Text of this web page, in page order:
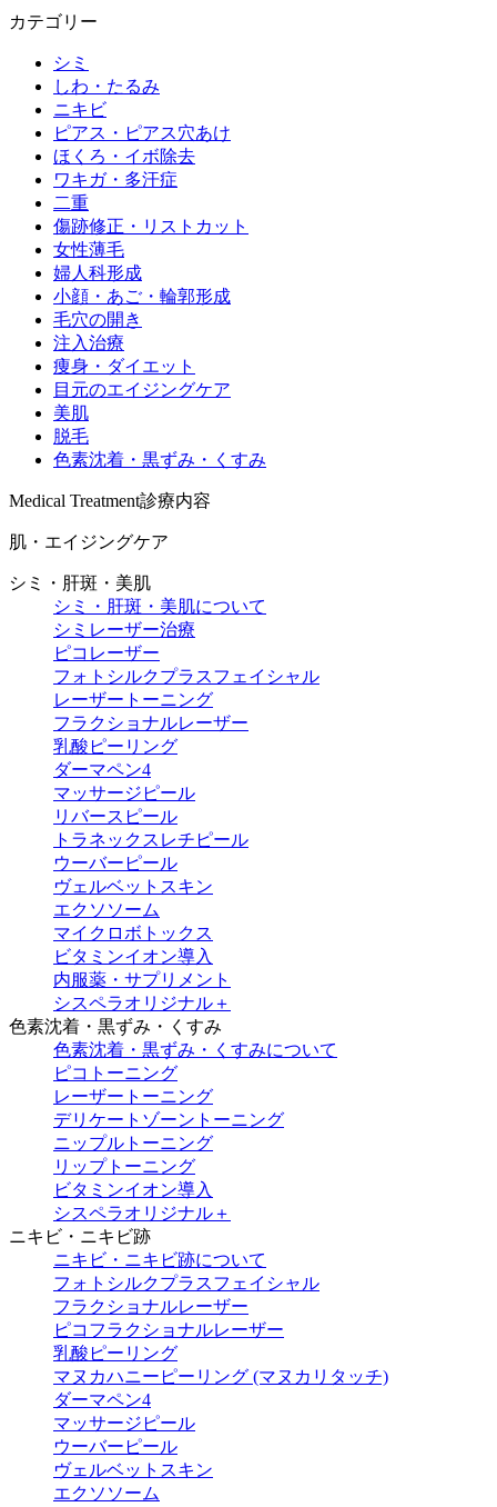
カテゴリー
シミ
しわ・たるみ
ニキビ
ピアス・ピアス穴あけ
ほくろ・イボ除去
ワキガ・多汗症
二重
傷跡修正・リストカット
女性薄毛
婦人科形成
小顔・あご・輪郭形成
毛穴の開き
注入治療
痩身・ダイエット
目元のエイジングケア
美肌
脱毛
色素沈着・黒ずみ・くすみ
Medical Treatment診療内容
肌・エイジングケア
シミ・肝斑・美肌
シミ・肝斑・美肌について
シミレーザー治療
ピコレーザー
フォトシルクプラスフェイシャル
レーザートーニング
フラクショナルレーザー
乳酸ピーリング
ダーマペン4
マッサージピール
リバースピール
トラネックスレチピール
ウーバーピール
ヴェルベットスキン
エクソソーム
マイクロボトックス
ビタミンイオン導入
内服薬・サプリメント
シスペラオリジナル＋
色素沈着・黒ずみ・くすみ
色素沈着・黒ずみ・くすみについて
ピコトーニング
レーザートーニング
デリケートゾーントーニング
ニップルトーニング
リップトーニング
ビタミンイオン導入
シスペラオリジナル＋
ニキビ・ニキビ跡
ニキビ・ニキビ跡について
フォトシルクプラスフェイシャル
フラクショナルレーザー
ピコフラクショナルレーザー
乳酸ピーリング
マヌカハニーピーリング (マヌカリタッチ)
ダーマペン4
マッサージピール
ウーバーピール
ヴェルベットスキン
エクソソーム